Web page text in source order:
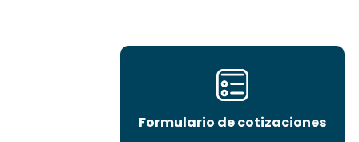
Formulario de cotizaciones